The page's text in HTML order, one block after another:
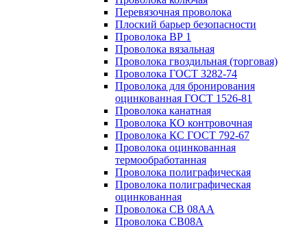
Перевязочная проволока
Плоский барьер безопасности
Проволока ВР 1
Проволока вязальная
Проволока гвоздильная (торговая)
Проволока ГОСТ 3282-74
Проволока для бронирования
оцинкованная ГОСТ 1526-81
Проволока канатная
Проволока КО контровочная
Проволока КС ГОСТ 792-67
Проволока оцинкованная
термообработанная
Проволока полиграфическая
Проволока полиграфическая
оцинкованная
Проволока СВ 08АА
Проволока СВ08А